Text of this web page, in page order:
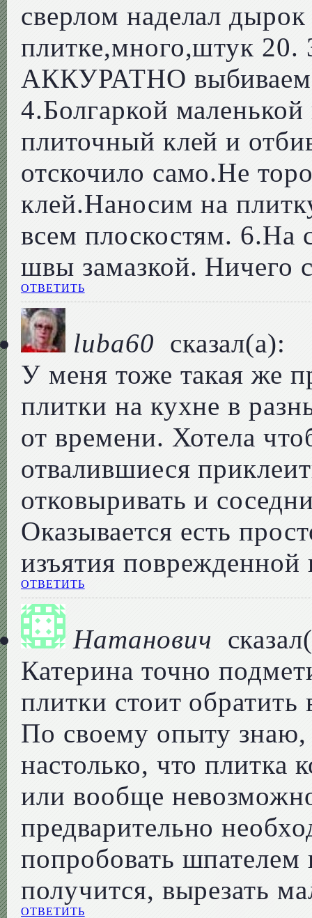
сверлом наделал
плитке,много,штук 20.
АККУРАТНО выбиваем
4.Болгаркой
плиточный клей и
отскочило само.Не
клей.Наносим на
всем плоскостям. 6.На
швы замазкой. Ничего
ОТВЕТИТЬ
luba60 сказал(а):
У меня тоже такая же
плитки на кухне в
от времени. Хотела
отвалившиеся
отковыривать и
Оказывается есть
изъятия
ОТВЕТИТЬ
Натанович
Катерина точно
плитки стоит
По своему опыту знаю,
настолько, что плитка
или вообще
предварительно
попробовать
получится, вырезать
ОТВЕТИТЬ